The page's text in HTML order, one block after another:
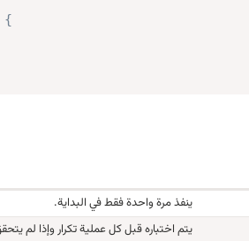
{
ينفذ مرة واحدة فقط في البداية.
يتم اختباره قبل كل عملية تكرار وإذا لم